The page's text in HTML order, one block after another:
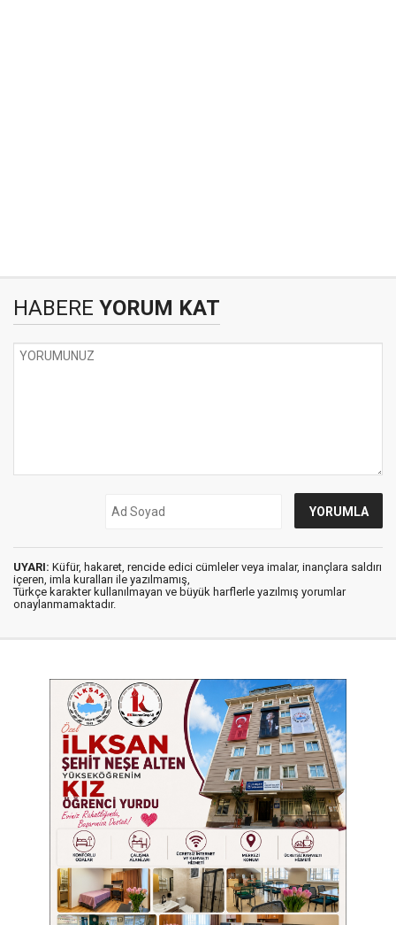
HABERE YORUM KAT
UYARI: Küfür, hakaret, rencide edici cümleler veya imalar, inançlara saldırı
içeren, imla kuralları ile yazılmamış,
Türkçe karakter kullanılmayan ve büyük harflerle yazılmış yorumlar
onaylanmamaktadır.